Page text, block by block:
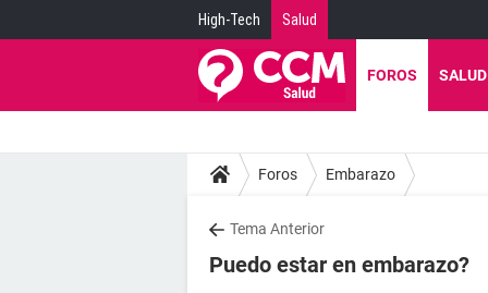
High-Tech Salud
FOROS SALUD
Foros Embarazo
Tema Anterior
Puedo estar en embarazo?